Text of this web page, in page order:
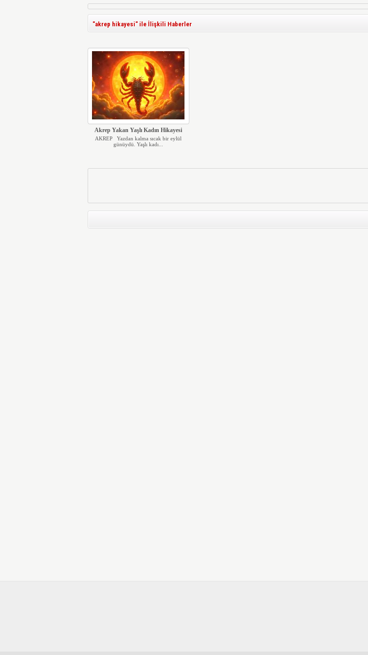
"akrep hikayesi" ile İlişkili Haberler
Akrep Yakan Yaşlı Kadın Hikayesi
AKREP Yazdan kalma sıcak bir eylül
günüydü. Yaşlı kadı...